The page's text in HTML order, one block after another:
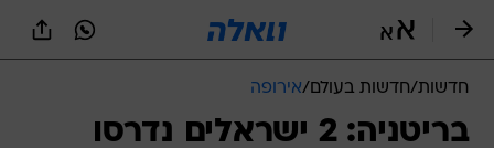
חדשות/חדשות בעולם /אירופה
בריטניה: 2 ישראלים נדרסו